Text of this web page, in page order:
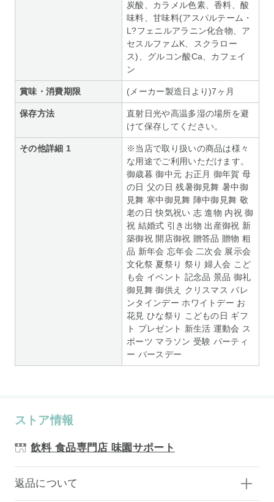
炭酸、カラメル色素、香料、酸
味料、甘味料(アスパルテーム・
L?フェニルアラニン化合物、ア
セスルファムK、スクラロー
ス)、グルコン酸Ca、カフェイ
ン
賞味・消費期限 (メーカー製造日より)7ヶ月
保存方法
直射日光や高温多湿の場所を避
けて保存してください。
その他詳細 1
※当店で取り扱いの商品は様々
な用途でご利用いただけます。
御歳暮 御中元 お正月 御年賀 母
の日 父の日 残暑御見舞 暑中御
見舞 寒中御見舞 陣中御見舞 敬
老の日 快気祝い 志 進物 内祝 御
祝 結婚式 引き出物 出産御祝 新
築御祝 開店御祝 贈答品 贈物 粗
品 新年会 忘年会 二次会 展示会
文化祭 夏祭り 祭り 婦人会 こど
も会 イベント 記念品 景品 御礼
御見舞 御供え クリスマス バレ
ンタインデー ホワイトデー お
花見 ひな祭り こどもの日 ギフ
ト プレゼント 新生活 運動会 ス
ポーツ マラソン 受験 パーティ
ー バースデー
ストア情報
飲料 食品専門店 味園サポート
返品について